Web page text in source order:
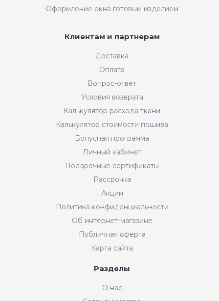
Оформление окна готовым изделием
Клиентам и партнерам
Доставка
Оплата
Вопрос-ответ
Условия возврата
Калькулятор расхода ткани
Калькулятор стоимости пошива
Бонусная программа
Личный кабинет
Подарочные сертификаты
Рассрочка
Акции
Политика конфиденциальности
Об интернет-магазине
Публичная оферта
Карта сайта
Разделы
О нас